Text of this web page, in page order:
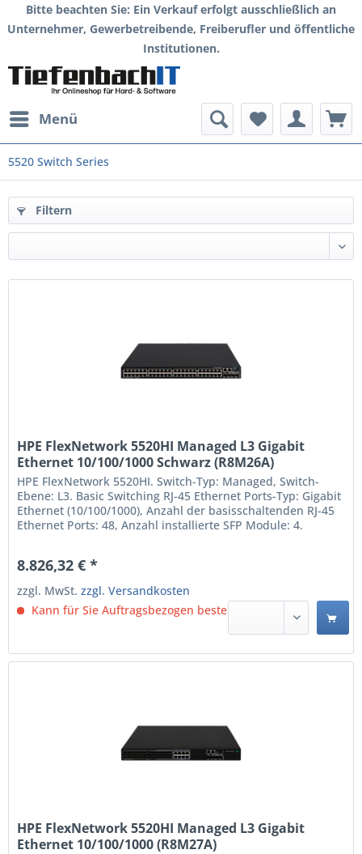
Bitte beachten Sie: Ein Verkauf erfolgt ausschließlich an
Unternehmer, Gewerbetreibende, Freiberufler und öffentliche
Institutionen.
Menü
5520 Switch Series
Filtern
HPE FlexNetwork 5520HI Managed L3 Gigabit
Ethernet 10/100/1000 Schwarz (R8M26A)
HPE FlexNetwork 5520HI. Switch-Typ: Managed, Switch-
Ebene: L3. Basic Switching RJ-45 Ethernet Ports-Typ: Gigabit
Ethernet (10/100/1000), Anzahl der basisschaltenden RJ-45
Ethernet Ports: 48, Anzahl installierte SFP Module: 4.
basisschaltenden RJ-45 Ethernet Ports: 48...
8.826,32 € *
zzgl. MwSt.zzgl. Versandkosten
Kann für Sie Auftragsbezogen bestellt werden.
HPE FlexNetwork 5520HI Managed L3 Gigabit
Ethernet 10/100/1000 (R8M27A)